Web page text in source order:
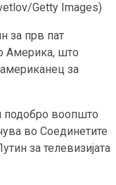
Getty Images)
за прв пат
Америка, што
за
подобро воопшто
во Соединетите
за телевизијата